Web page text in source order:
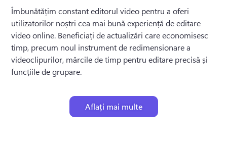
Îmbunătățim constant editorul video pentru a oferi
utilizatorilor noștri cea mai bună experiență de editare
video online. Beneficiați de actualizări care economisesc
timp, precum noul instrument de redimensionare a
videoclipurilor, mărcile de timp pentru editare precisă și
funcțiile de grupare.
Aflați mai multe